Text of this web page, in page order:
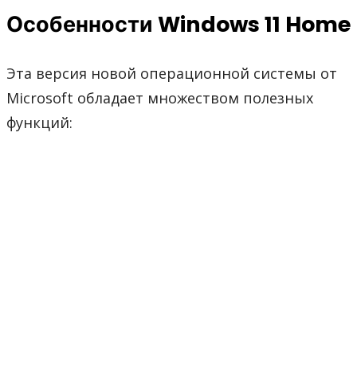
Особенности Windows 11 Home
Эта версия новой операционной системы от
Microsoft обладает множеством полезных
функций: